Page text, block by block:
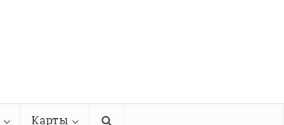
Карты